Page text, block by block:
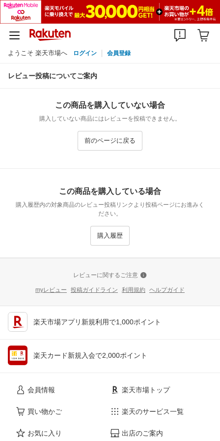
ようこそ 楽天市場へ ログイン 会員登録
レビュー投稿についてご案内
この商品を購入していない場合
購入していない商品にはレビューを投稿できません。
前のページに戻る
この商品を購入している場合
購入履歴内の対象商品のレビュー投稿リンクより投稿ページにお進みく
ださい。
購入履歴
レビューに関するご注意
myレビュー 投稿ガイドライン 利用規約 ヘルプガイド
楽天市場アプリ新規利用で1,000ポイント
楽天カード新規入会で2,000ポイント
会員情報
買い物かご
お気に入り
楽天市場トップ
楽天のサービス一覧
出店のご案内